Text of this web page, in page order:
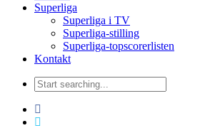
Superliga
Superliga i TV
Superliga-stilling
Superliga-topscorerlisten
Kontakt